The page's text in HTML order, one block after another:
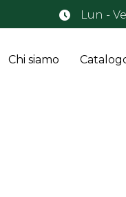
Lun -
Chi siamo